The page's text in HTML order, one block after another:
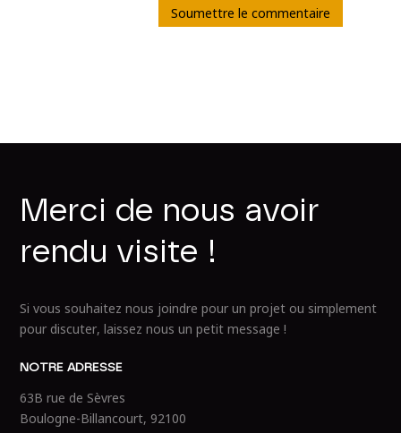
Soumettre le commentaire
Merci de nous avoir
rend u visite !
Si vous souhaitez nous joindre pour un projet ou simplement
pour discuter, laissez nous un petit message !
NOTRE ADRESSE
63B rue de Sèvres
Boulogne-Billancourt, 92100